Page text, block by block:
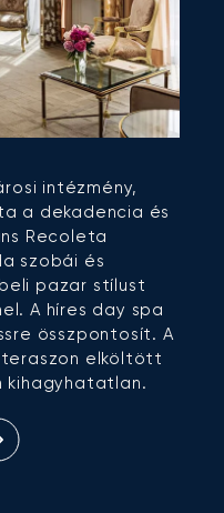
intézmény,
a dekadencia és
Recoleta
szobái és
pazar stílust
A híres day spa
összpontosít. A
elköltött
kihagyhatatlan.